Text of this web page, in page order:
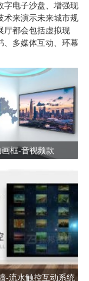
电子沙盘、增强现
术来演示未来城市规
厅都会包括虚拟现
、多媒体互动、环幕
画框-音视频款
-流水触控互动系统